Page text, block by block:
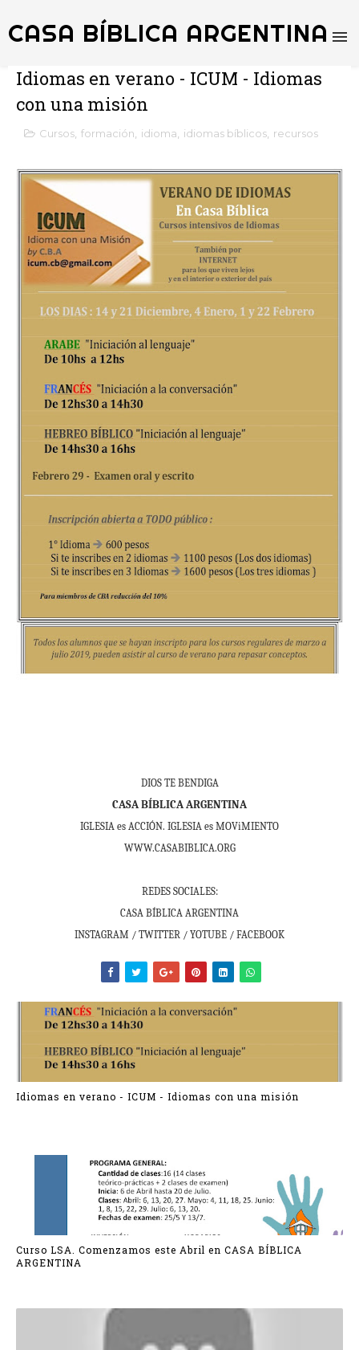
CASA BÍBLICA ARGENTINA
Idiomas en verano - ICUM - Idiomas
con una misión
Cursos formación idioma idiomas bíblicos recursos
DIOS TE BENDIGA
CASA BÍBLICA ARGENTINA
IGLESIA es ACCIÓN. IGLESIA es MOViMIENTO
WWW.CASABIBLICA.ORG
REDES SOCIALES:
CASA BÍBLICA ARGENTINA
INSTAGRAM / TWITTER / YOTUBE / FACEBOOK
Idiomas en verano - ICUM - Idiomas con una misión
Curso LSA. Comenzamos este Abril en CASA BÍBLICA
ARGENTINA